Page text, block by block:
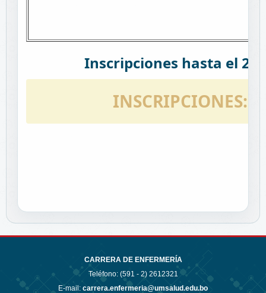
Inscripciones hasta el 26
INSCRIPCIONES:
CARRERA DE ENFERMERÍA
Teléfono: (591 - 2) 2612321
E-mail: carrera.enfermeria@umsalud.edu.bo